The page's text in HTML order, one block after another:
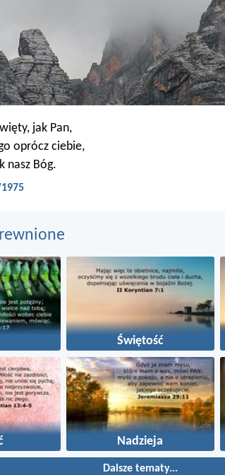
jak Pan,
oprócz ciebie,
nasz Bóg.
Świętość
Nadzieja
Dalsze tematy...